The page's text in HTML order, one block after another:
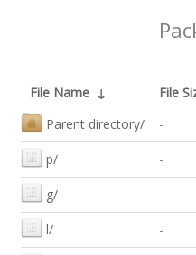
File Name ↓ File
Parent directory/
-
p/ -
g/ -
l/ -